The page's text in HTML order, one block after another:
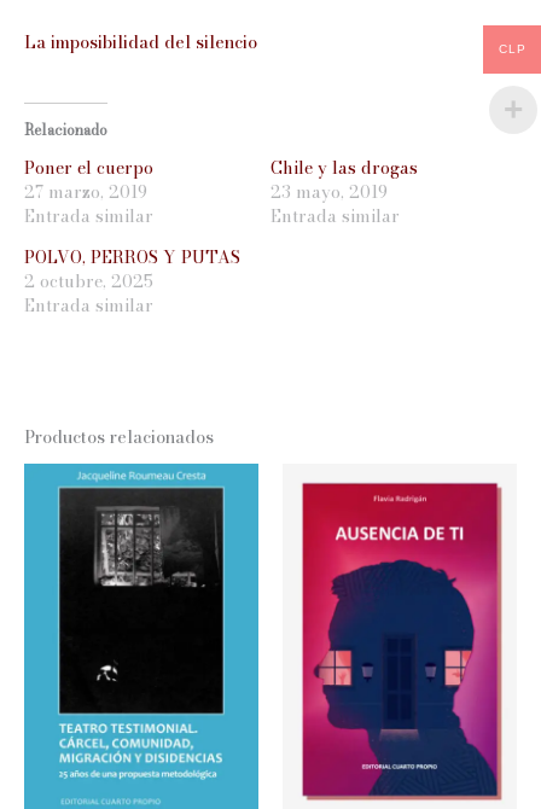
La imposibilidad del silencio
Relacionado
Poner el cuerpo
27 marzo, 2019
Entrada similar
Chile y las drogas
23 mayo, 2019
Entrada similar
POLVO, PERROS Y PUTAS
2 octubre, 2025
Entrada similar
Productos relacionados
CLP